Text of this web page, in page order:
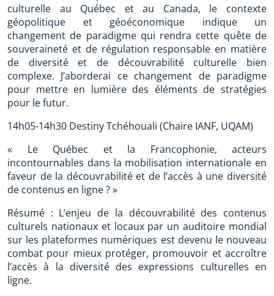
culturelle au Québec et au Canada, le contexte
géopolitique et géoéconomique indique un
changement de paradigme qui rendra cette quête de
souveraineté et de régulation responsable en matière
de diversité et de découvrabilité culturelle bien
complexe. J’aborderai ce changement de paradigme
pour mettre en lumière des éléments de stratégies
pour le futur.
14h05-14h30 Destiny Tchéhouali (Chaire IANF, UQAM)
« Le Québec et la Francophonie, acteurs
incontournables dans la mobilisation internationale en
faveur de la découvrabilité et de l’accès à une diversité
de contenus en ligne ? »
Résumé : L’enjeu de la découvrabilité des contenus
culturels nationaux et locaux par un auditoire mondial
sur les plateformes numériques est devenu le nouveau
combat pour mieux protéger, promouvoir et accroître
l’accès à la diversité des expressions culturelles en
ligne.